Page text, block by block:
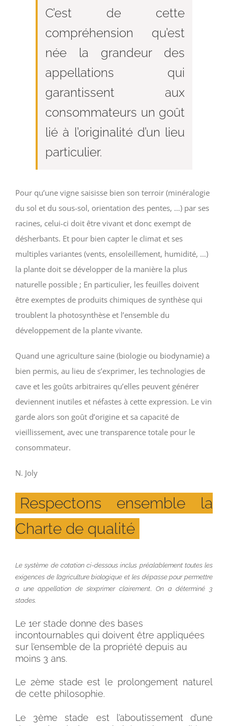
C’est de cette
compréhension qu’est
née la grandeur des
appellations qui
garantissent aux
consommateurs un goût
lié à l’originalité d’un lieu
particulier.
Pour qu’une vigne saisisse bien son terroir (minéralogie
du sol et du sous-sol, orientation des pentes, …) par ses
racines, celui-ci doit être vivant et donc exempt de
désherbants. Et pour bien capter le climat et ses
multiples variantes (vents, ensoleillement, humidité, …)
la plante doit se développer de la manière la plus
naturelle possible ; En particulier, les feuilles doivent
être exemptes de produits chimiques de synthèse qui
troublent la photosynthèse et l’ensemble du
développement de la plante vivante.
Quand une agriculture saine (biologie ou biodynamie) a
bien permis, au lieu de s’exprimer, les technologies de
cave et les goûts arbitraires qu’elles peuvent générer
deviennent inutiles et néfastes à cette expression. Le vin
garde alors son goût d’origine et sa capacité de
vieillissement, avec une transparence totale pour le
consommateur.
N. Joly
Respectons ensemble la
Charte de qualité
Le système de cotation ci-dessous inclus préalablement toutes les
exigences de l’agriculture biologique et les dépasse pour permettre
a une appellation de s’exprimer clairement.. On a déterminé 3
stades.
Le 1er stade donne des bases
incontournables qui doivent être appliquées
sur l’ensemble de la propriété depuis au
moins 3 ans.
Le 2ème stade est le prolongement naturel
de cette philosophie.
Le 3ème stade est l’aboutissement d’une